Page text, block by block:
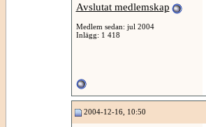
Avslutat medlemskap
Medlem sedan: jul 2004
Inlägg: 1 418
2004-12-16, 10:50